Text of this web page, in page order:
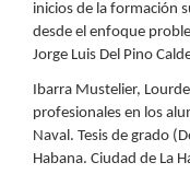
inicios de la formación
desde el enfoque
Jorge Luis Del Pino
Ibarra Mustelier,
profesionales en los
Naval. Tesis de grado
Habana. Ciudad de La